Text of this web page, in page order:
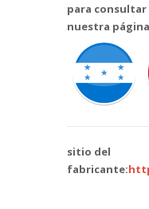
para
nuestra
sitio del
fabricante: